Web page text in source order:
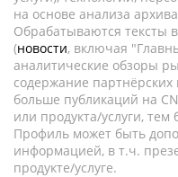
на основе анализа
Обрабатываются тексты
(новости, включая
аналитические обзоры
содержание
больше публикаций на
или продукта/услуги,
Профиль может быть
информацией, в т.ч.
продукте/услуге.